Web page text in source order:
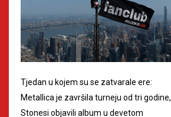
Tjedan u kojem su se zatvarale ere:
Metallica je završila turneju od tri godine,
Stonesi objavili album u devetom